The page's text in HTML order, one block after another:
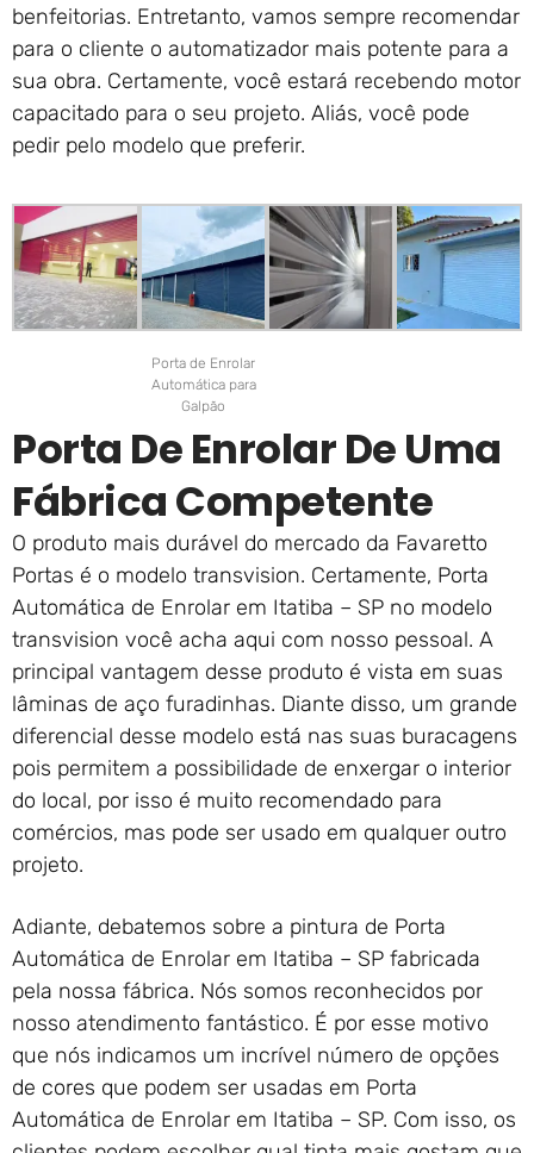
benfeitorias. Entretanto, vamos sempre recomendar
para o cliente o automatizador mais potente para a
sua obra. Certamente, você estará recebendo motor
capacitado para o seu projeto. Aliás, você pode
pedir pelo modelo que preferir.
Porta de Enrolar
Automática para
Galpão
Porta De Enrolar De Uma
Fábrica Competente
O produto mais durável do mercado da Favaretto
Portas é o modelo transvision. Certamente, Porta
Automática de Enrolar em Itatiba – SP no modelo
transvision você acha aqui com nosso pessoal. A
principal vantagem desse produto é vista em suas
lâminas de aço furadinhas. Diante disso, um grande
diferencial desse modelo está nas suas buracagens
pois permitem a possibilidade de enxergar o interior
do local, por isso é muito recomendado para
comércios, mas pode ser usado em qualquer outro
projeto.
Adiante, debatemos sobre a pintura de Porta
Automática de Enrolar em Itatiba – SP fabricada
pela nossa fábrica. Nós somos reconhecidos por
nosso atendimento fantástico. É por esse motivo
que nós indicamos um incrível número de opções
de cores que podem ser usadas em Porta
Automática de Enrolar em Itatiba – SP. Com isso, os